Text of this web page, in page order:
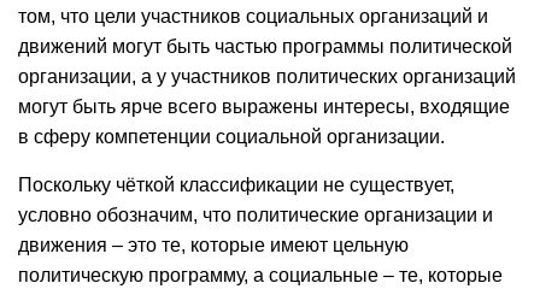
том, что цели участников социальных организаций и
движений могут быть частью программы политической
организации, а у участников политических организаций
могут быть ярче всего выражены интересы, входящие
в сферу компетенции социальной организации.
Поскольку чёткой классификации не существует,
условно обозначим, что политические организации и
движения – это те, которые имеют цельную
политическую программу, а социальные – те, которые